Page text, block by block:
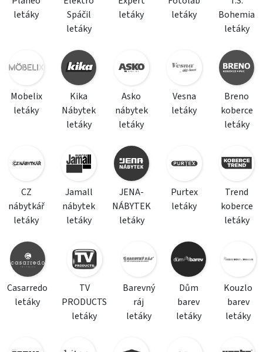
letáky
Spáčil
letáky
letáky
letáky
Bohemia
letáky
Mobelix
letáky
Kika
Nábytek
letáky
Asko
nábytek
letáky
Vesna
letáky
Breno
koberce
letáky
CZ
nábytkář
letáky
Jamall
nábytek
letáky
JENA-
NÁBYTEK
letáky
Purtex
letáky
Trend
koberce
letáky
Casarredo
letáky
TV
PRODUCTS
letáky
Barevný
ráj
letáky
Dům
barev
letáky
Kouzlo
barev
letáky